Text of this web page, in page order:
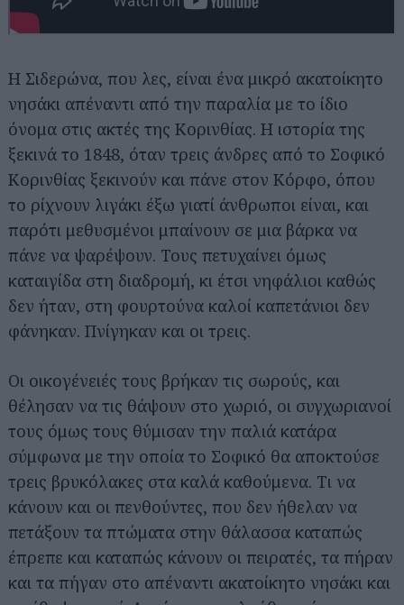
Η Σιδερώνα, που λες, είναι ένα μικρό ακατοίκητο
νησάκι απέναντι από την παραλία με το ίδιο
όνομα στις ακτές της Κορινθίας. Η ιστορία της
ξεκινά το 1848, όταν τρεις άνδρες από το Σοφικό
Κορινθίας ξεκινούν και πάνε στον Κόρφο, όπου
το ρίχνουν λιγάκι έξω γιατί άνθρωποι είναι, και
παρότι μεθυσμένοι μπαίνουν σε μια βάρκα να
πάνε να ψαρέψουν. Τους πετυχαίνει όμως
καταιγίδα στη διαδρομή, κι έτσι νηφάλιοι καθώς
δεν ήταν, στη φουρτούνα καλοί καπετάνιοι δεν
φάνηκαν. Πνίγηκαν και οι τρεις.
Οι οικογένειές τους βρήκαν τις σωρούς, και
θέλησαν να τις θάψουν στο χωριό, οι συγχωριανοί
τους όμως τους θύμισαν την παλιά κατάρα
σύμφωνα με την οποία το Σοφικό θα αποκτούσε
τρεις βρυκόλακες στα καλά καθούμενα. Τι να
κάνουν και οι πενθούντες, που δεν ήθελαν να
πετάξουν τα πτώματα στην θάλασσα καταπώς
έπρεπε και καταπώς κάνουν οι πειρατές, τα πήραν
και τα πήγαν στο απέναντι ακατοίκητο νησάκι και